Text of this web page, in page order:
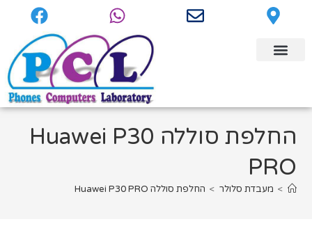
החלפת סוללה Huawei P30
PRO
> מעבדת סלולר > החלפת סוללה Huawei P30 PRO